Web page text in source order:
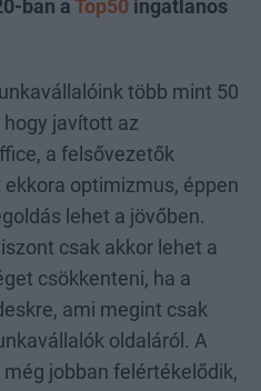
ban a Top50 ingatlanos
több mint 50
javított az
a felsővezetők
optimizmus, éppen
lehet a jövőben.
csak akkor lehet a
csökkenteni, ha a
ami megint csak
oldaláról. A
jobban felértékelődik,